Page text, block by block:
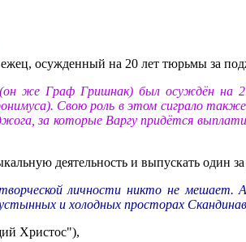
осужденный на 20 лет тюрьмы за
же Граф Гришнак) был осуждён на
Свою роль в этом сиграло
за которые Варгу придётся
деятельность и выпускать один
личности никто не мешает. А
и холодных просторах
Христос"),